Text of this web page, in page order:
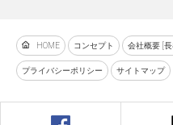
HOME コンセプト 会社概要 [
プライバシーポリシー サイトマップ